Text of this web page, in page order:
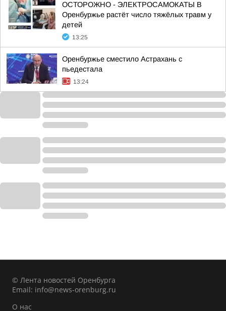
ОСТОРОЖНО - ЭЛЕКТРОСАМОКАТЫ В
Оренбуржье растёт число тяжёлых травм у
детей
13:25
Оренбуржье сместило Астрахань с
пьедестала
13:24
© Лента новостей Оренбурга
Email: info@news-orenburg.ru
О нас